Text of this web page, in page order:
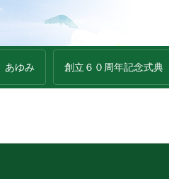
あゆみ 創立６０周年記念式典